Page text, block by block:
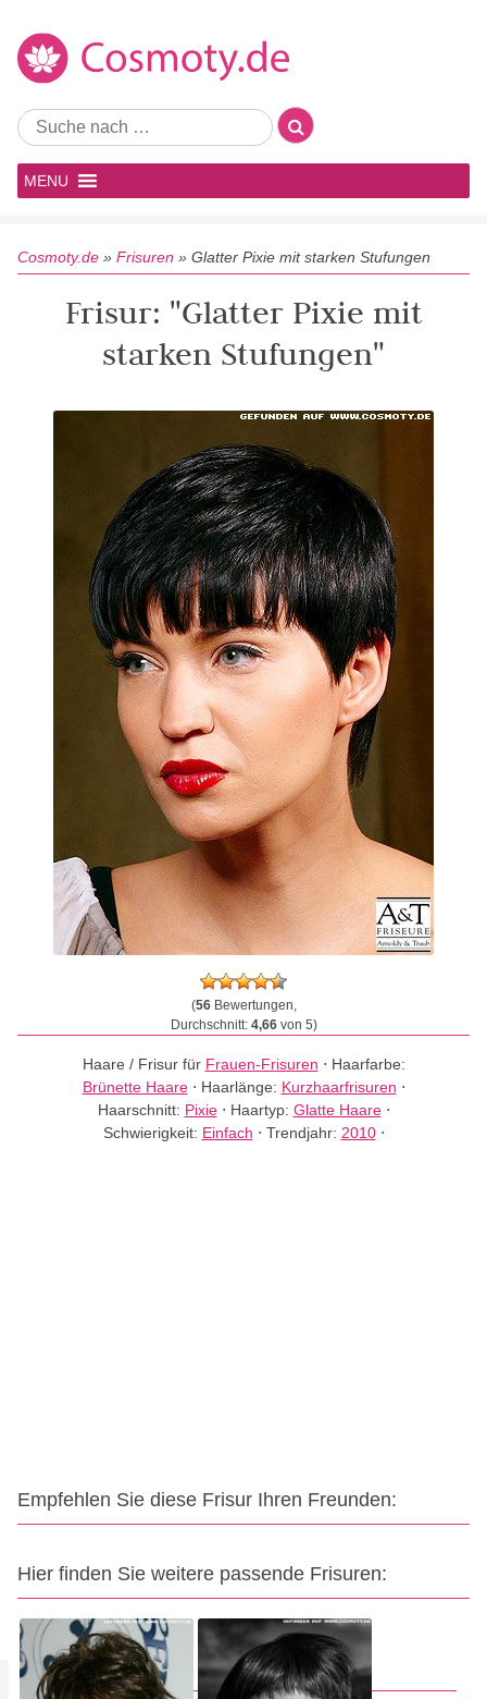
MENU
Cosmoty.de » Frisuren » Glatter Pixie mit starken Stufungen
Frisur: "Glatter Pixie mit
starken Stufungen"
(56Bewertungen,
Durchschnitt: 4,66von 5)
Haare / Frisur für Frauen-Frisuren ⋅ Haarfarbe:
Brünette Haare⋅ Haarlänge: Kurzhaarfrisuren ⋅
Haarschnitt: Pixie⋅ Haartyp: Glatte Haare⋅
Schwierigkeit: Einfach ⋅ Trendjahr: 2010⋅
Empfehlen Sie diese Frisur Ihren Freunden:
Hier finden Sie weitere passende Frisuren: